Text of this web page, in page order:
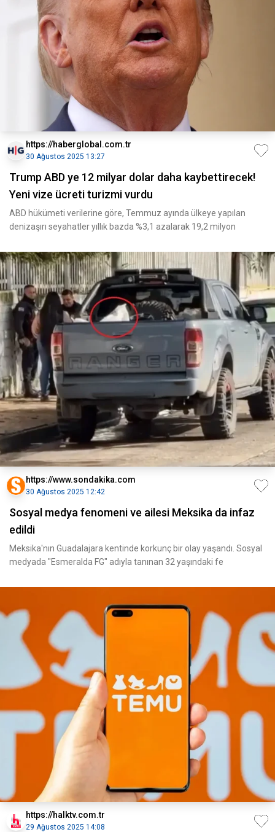
https://haberglobal.com.tr
30 Ağustos 2025 13:27
Trump ABD ye 12 milyar dolar daha kaybettirecek!
Yeni vize ücreti turizmi vurdu
ABD hükümeti verilerine göre, Temmuz ayında ülkeye yapılan
denizaşırı seyahatler yıllık bazda %3,1 azalarak 19,2 milyon
https://www.sondakika.com
30 Ağustos 2025 12:42
Sosyal medya fenomeni ve ailesi Meksika da infaz
edildi
Meksika'nın Guadalajara kentinde korkunç bir olay yaşandı. Sosyal
medyada "Esmeralda FG" adıyla tanınan 32 yaşındaki fe
https://halktv.com.tr
29 Ağustos 2025 14:08